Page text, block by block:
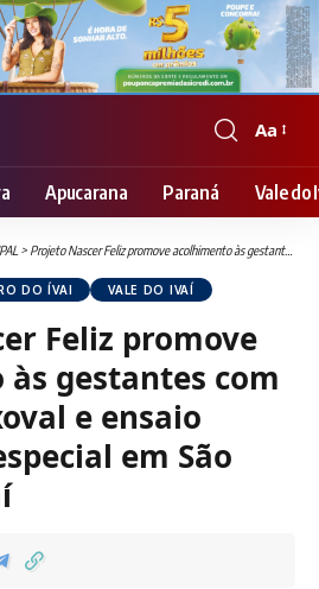
Font
Resizer
Aa
Apucarana Paraná Vale do
> Projeto Nascer Feliz promove acolhimento às gestantes com oficinas, enxoval e ensaio fotográfico especial em São Pedro do Ivaí
DO ÍVAI VALE DO IVAÍ
Feliz promove
gestantes com
e ensaio
em São